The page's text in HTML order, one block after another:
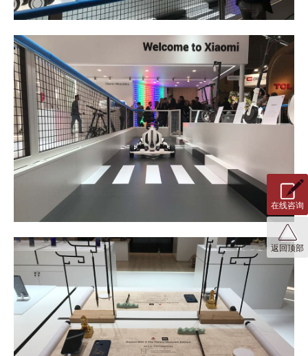
在线咨询
返回顶部